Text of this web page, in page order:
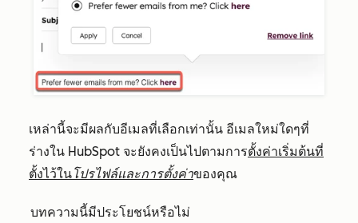
เหล่านี้จะมีผลกับอีเมลที่เลือกเท่านั้น อีเมลใหม่ใดๆที่
ร่างใน HubSpot จะยังคงเป็นไปตามการตั้งค่าเริ่มต้นที่
ตั้งไว้ในโปรไฟล์และการตั้งค่าของคุณ
บทความนี้มีประโยชน์หรือไม่